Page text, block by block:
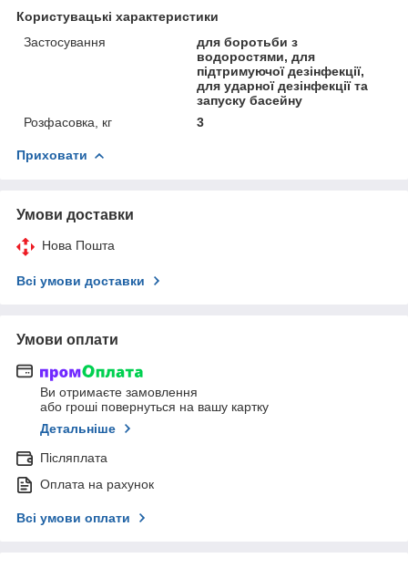
Користувацькі характеристики
Застосування
для боротьби з
водоростями, для
підтримуючої дезінфекції,
для ударної дезінфекції та
запуску басейну
Розфасовка, кг
3
Приховати
Умови доставки
Нова Пошта
Всі умови доставки
Умови оплати
Ви отримаєте замовлення
або гроші повернуться на вашу картку
Детальніше
Післяплата
Оплата на рахунок
Всі умови оплати